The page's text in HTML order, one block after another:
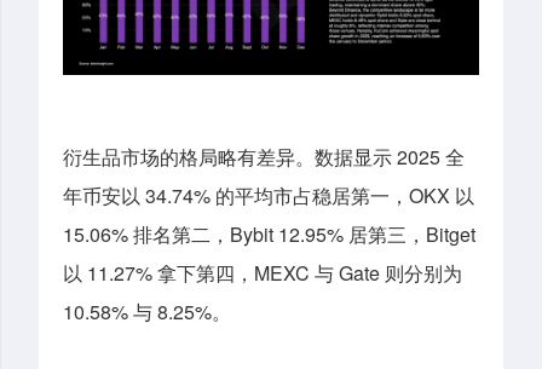
衍生品市场的格局略有差异。数据显示 2025 全
年币安以 34.74% 的平均市占稳居第一，OKX 以
15.06% 排名第二，Bybit 12.95% 居第三，Bitget
以 11.27% 拿下第四，MEXC 与 Gate 则分别为
10.58% 与 8.25%。